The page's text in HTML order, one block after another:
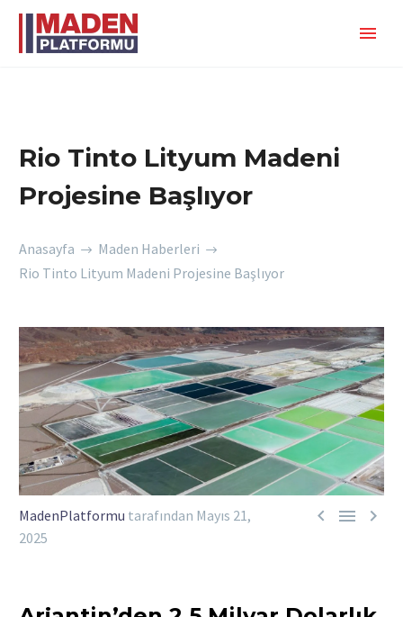
Rio Tinto Lityum Madeni
Projesine Başlıyor
Anasayfa
Maden Haberleri
Rio Tinto Lityum Madeni Projesine Başlıyor
  
MadenPlatformu tarafından Mayıs 21,
2025